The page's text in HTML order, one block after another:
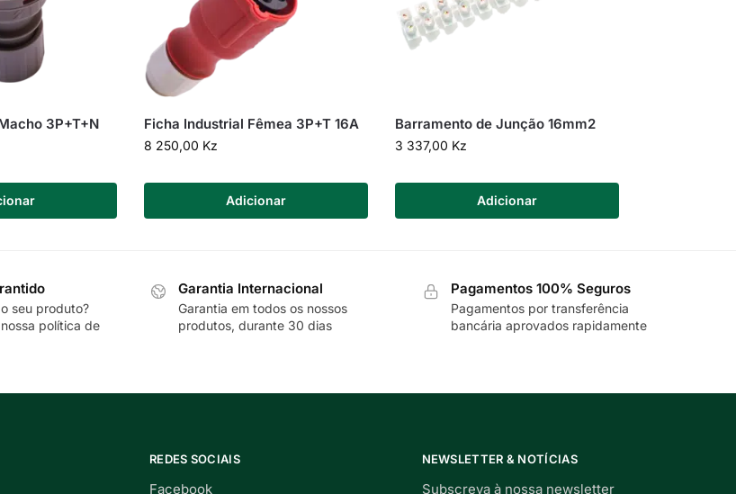
3P+T+N
Ficha Industrial Fêmea 3P+T 16A
8 250,00 Kz
Adicionar
Barramento de Junção 16mm2
3 337,00 Kz
Adicionar
seu produto?
política de
Garantia Internacional
Garantia em todos os nossos
produtos, durante 30 dias
Pagamentos 100% Seguros
Pagamentos por transferência
bancária aprovados rapidamente
REDES SOCIAIS
Facebook
NEWSLETTER & NOTÍCIAS
Subscreva à nossa newsletter